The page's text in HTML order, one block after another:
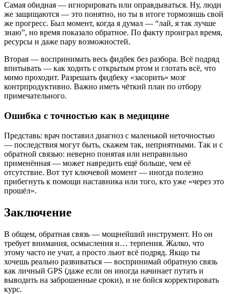
Самая обидная — игнорировать или оправдываться. Ну, люди
же защищаются — это понятно, но ты в итоге тормозишь свой
же прогресс. Был момент, когда я думал — “лай, я так лучше
знаю”, но время показало обратное. По факту проиграл время,
ресурсы и даже пару возможностей.
Вторая — воспринимать весь фидбек без разбора. Всё подряд
впитывать — как ходить с открытым ртом и глотать всё, что
мимо проходит. Разрешать фидбеку «засорить» мозг
контрпродуктивно. Важно иметь чёткий план по отбору
примечательного.
Ошибка с точностью как в медицине
Представь: врач поставил диагноз с маленькой неточностью
— последствия могут быть, скажем так, неприятными. Так и с
обратной связью: неверно понятая или неправильно
применённая — может навредить ещё больше, чем её
отсутствие. Вот тут ключевой момент — иногда полезно
прибегнуть к помощи наставника или того, кто уже «через это
прошёл».
Заключение
В общем, обратная связь — мощнейший инструмент. Но он
требует внимания, осмысления и… терпения. Жалко, что
этому часто не учат, а просто льют всё подряд. Якщо ты
хочешь реально развиваться — воспринимай обратную связь
как личный GPS (даже если он иногда начинает путать и
выводить на заброшенные сроки), и не бойся корректировать
курс.